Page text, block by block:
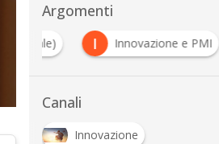
Argomenti
Digitale) I Innovazione e PMI
Canali
Innovazione